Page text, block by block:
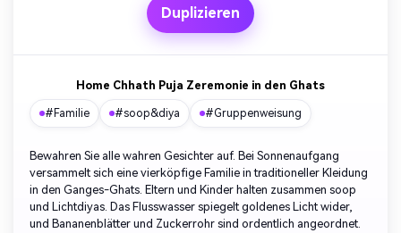
Duplizieren
Home Chhath Puja Zeremonie in den Ghats
#Familie #soop&diya #Gruppenweisung
Bewahren Sie alle wahren Gesichter auf. Bei Sonnenaufgang
versammelt sich eine vierköpfige Familie in traditioneller Kleidung
in den Ganges-Ghats. Eltern und Kinder halten zusammen soop
und Lichtdiyas. Das Flusswasser spiegelt goldenes Licht wider,
und Bananenblätter und Zuckerrohr sind ordentlich angeordnet.